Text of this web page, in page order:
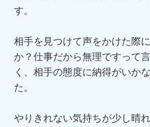
す。
相手を見つけて声をかけた際
か？仕事だから無理ですって
く、相手の態度に納得がいか
た。
やりきれない気持ちが少し晴れ